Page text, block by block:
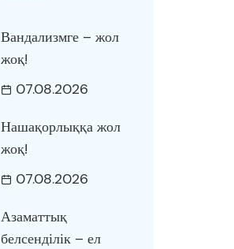
Вандализмге – жол
жоқ!
07.08.2026
Нашақорлыққа жол
жоқ!
07.08.2026
Азаматтық
белсенділік – ел